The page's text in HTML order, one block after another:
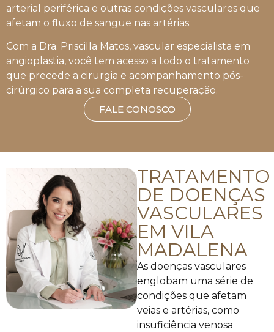
arterial periférica e outras condições vasculares que
afetam o fluxo de sangue nas artérias.
Com a Dra. Priscilla Matos, vascular especialista em
angioplastia, você tem acesso a todo o tratamento
que precede a cirurgia e acompanhamento pós-
cirúrgico para a sua completa recuperação.
FALE CONOSCO
TRATAMENTO
DE DOENÇAS
VASCULARES
EM VILA
MADALENA
As doenças vasculares
englobam uma série de
condições que afetam
veias e artérias, como
insuficiência venosa